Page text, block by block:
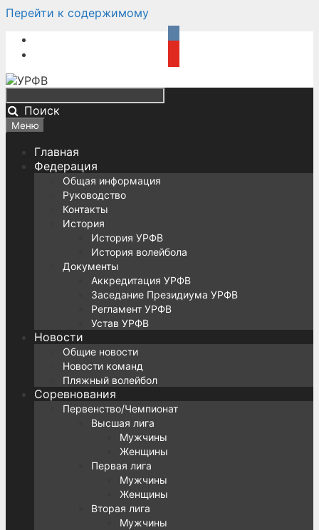
Перейти к содержимому
Поиск
Меню
Главная
Федерация
Общая информация
Руководство
Контакты
История
История УРФВ
История волейбола
Документы
Аккредитация УРФВ
Заседание Президиума УРФВ
Регламент УРФВ
Устав УРФВ
Новости
Общие новости
Новости команд
Пляжный волейбол
Соревнования
Первенство/Чемпионат
Высшая лига
Мужчины
Женщины
Первая лига
Мужчины
Женщины
Вторая лига
Мужчины